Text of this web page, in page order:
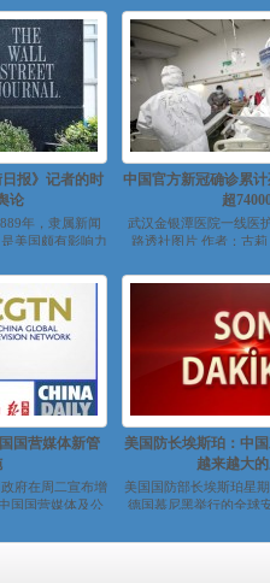
以及他
报》记者的时
论
年，隶属新闻
美国颇有影响力
中国官方新冠确诊累计
超
武汉金银潭医院一线医
路透社图片 作者：古
国营媒体新管
府在周二宣布增
国国营媒体及公
美国防长埃斯珀：中
越来越大
美国国防部长埃斯珀星
德国慕尼黑举行的全球